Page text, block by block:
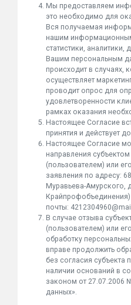
Мы предоставляем
это необходимо для
Вся получаемая
нашим
статистики,
Вашим персональным
происходит в случаях,
осуществляет
проводит опрос для
удовлетворенности
рамках оказания
Настоящее Согласие
принятия и действует
Настоящее Согласие
направления
(пользователем) или
заявления по адресу:
Муравьева-Амурского,
почты:
В случае отзыва
(пользователем) или
обработку
вправе продолжить
без согласия субъекта
наличии оснований в
законом от 27.07.2006
данных».